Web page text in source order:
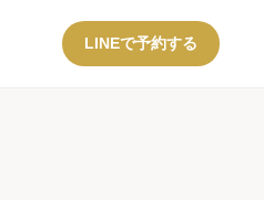
LINEで予約する